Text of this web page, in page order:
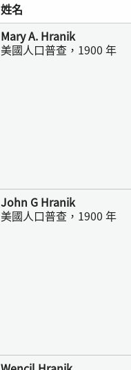
姓名
Mary A. Hranik
美國人口普查，1900 年
John G Hranik
美國人口普查，1900 年